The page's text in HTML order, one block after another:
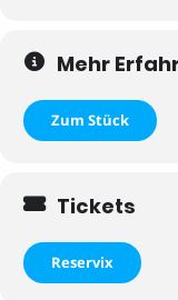
Mehr
Zum Stück
Tickets
Reservix